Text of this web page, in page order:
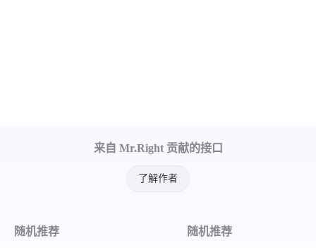
来自 Mr.Right 贡献的接口
了解作者
随机推荐 随机推荐